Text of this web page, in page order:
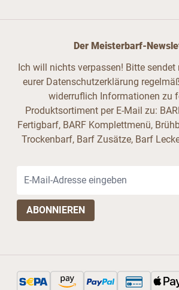
Der Meisterbarf-
Ich will nichts verpassen! Bitte sendet
eurer Datenschutzerklärung
widerruflich Informationen zu
Produktsortiment per E-Mail zu:
Fertigbarf, BARF Komplettmenü,
Trockenbarf, Barf Zusätze, Barf